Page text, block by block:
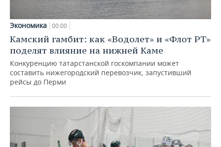
Экономика 00:00
Камский гамбит: как «Водолет» и «Флот РТ»
поделят влияние на нижней Каме
Конкуренцию татарстанской госкомпании может
составить нижегородский перевозчик, запустивший
рейсы до Перми